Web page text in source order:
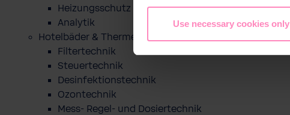
Use necessary cookies only
Heizungsschutz
Analytik
Hotelbäder & Thermen
Filtertechnik
Steuertechnik
Desinfektionstechnik
Ozontechnik
Mess- Regel- und Dosiertechnik